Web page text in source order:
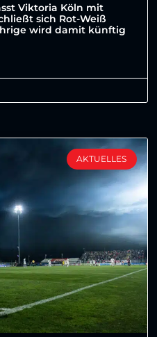
Viktoria Köln mit
sich Rot-Weiß
wird damit künftig
AKTUELLES